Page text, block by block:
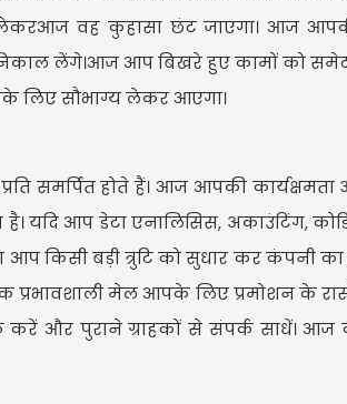
लेकरआज वह कुहासा छंट जाएगा। आज
लेंगे।आज आप बिखरे हुए कामों को
लिए सौभाग्य लेकर आएगा।
समर्पित होते हैं। आज आपकी
यदि आप डेटा एनालिसिस, अकाउंटिंग,
किसी बड़ी त्रुटि को सुधार कर
मेल आपके लिए प्रमोशन के
करें और पुराने ग्राहकों से संपर्क साधें। आज